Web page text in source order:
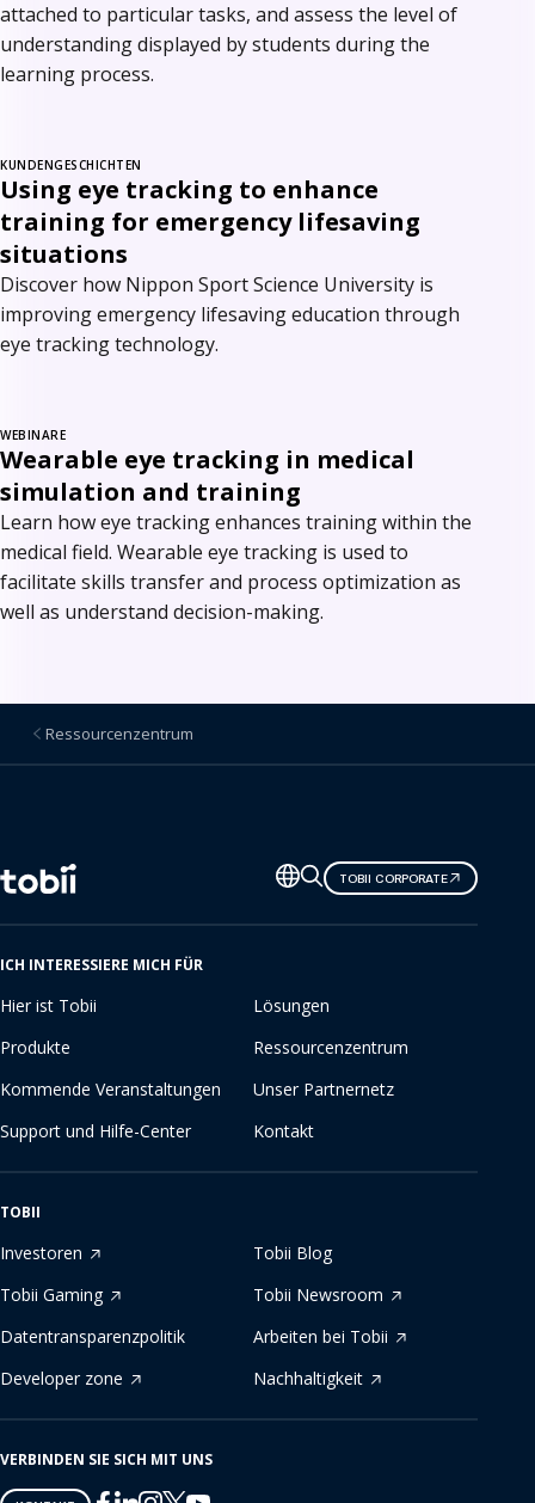
attached to particular tasks, and assess the level of
understanding displayed by students during the
learning process.
KUNDENGESCHICHTEN
Using eye tracking to enhance
training for emergency lifesaving
situations
Discover how Nippon Sport Science University is
improving emergency lifesaving education through
eye tracking technology.
WEBINARE
Wearable eye tracking in medical
simulation and training
Learn how eye tracking enhances training within the
medical field. Wearable eye tracking is used to
facilitate skills transfer and process optimization as
well as understand decision-making.
Ressourcenzentrum
Sprache
ändern
TOBII CORPORATE
ICH INTERESSIERE MICH FÜR
Hier ist Tobii
Lösungen
Produkte
Ressourcenzentrum
Kommende Veranstaltungen
Unser Partnernetz
Support und Hilfe-Center
Kontakt
TOBII
Investoren
Tobii Blog
Tobii Gaming
Tobii Newsroom
Datentransparenzpolitik
Arbeiten bei Tobii
Developer zone
Nachhaltigkeit
VERBINDEN SIE SICH MIT UNS